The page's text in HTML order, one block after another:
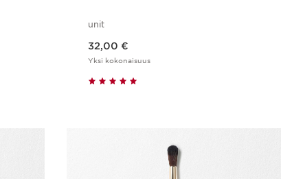
unit
32,00 €
Yksi kokonaisuus